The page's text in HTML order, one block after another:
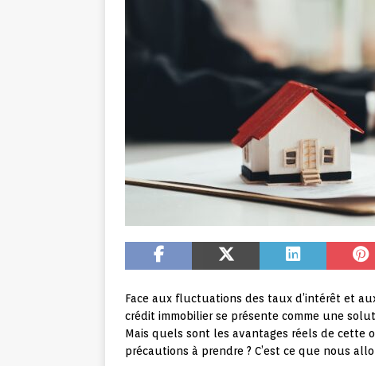
Face aux fluctuations des taux d’intérêt et
crédit immobilier se présente comme une
Mais quels sont les avantages réels de cette
précautions à prendre ? C’est ce que nous